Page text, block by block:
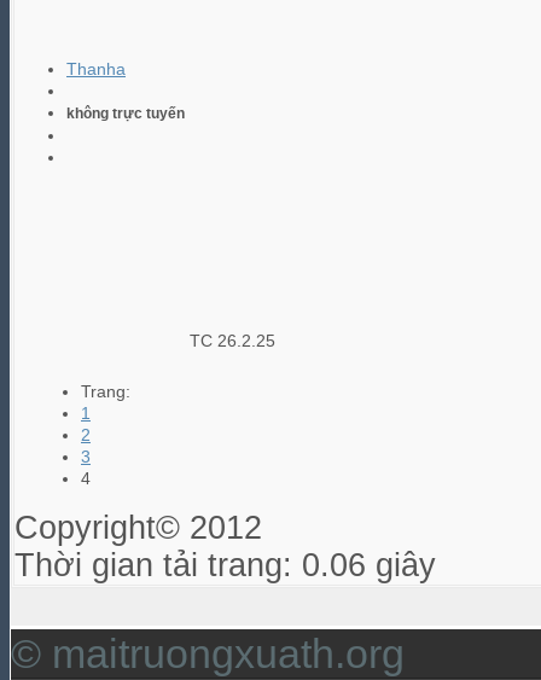
Thanha
không trực tuyến
TC 26.2.25
Trang:
1
2
3
4
Copyright© 2012
Thời gian tải trang: 0.06 giây
© maitruongxuath.org